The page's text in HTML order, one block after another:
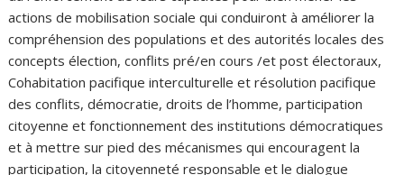
actions de mobilisation sociale qui conduiront à améliorer la
compréhension des populations et des autorités locales des
concepts élection, conflits pré/en cours /et post électoraux,
Cohabitation pacifique interculturelle et résolution pacifique
des conflits, démocratie, droits de l’homme, participation
citoyenne et fonctionnement des institutions démocratiques
et à mettre sur pied des mécanismes qui encouragent la
participation, la citoyenneté responsable et le dialogue